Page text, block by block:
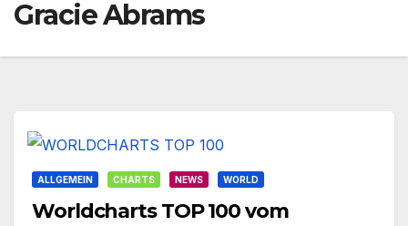
Gracie Abrams
ALLGEMEIN CHARTS NEWS WORLD
Worldcharts TOP 100 vom